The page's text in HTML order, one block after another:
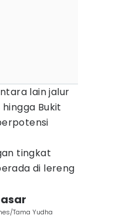
lain jalur
Bukit
tingkat
di lereng
Tama Yudha